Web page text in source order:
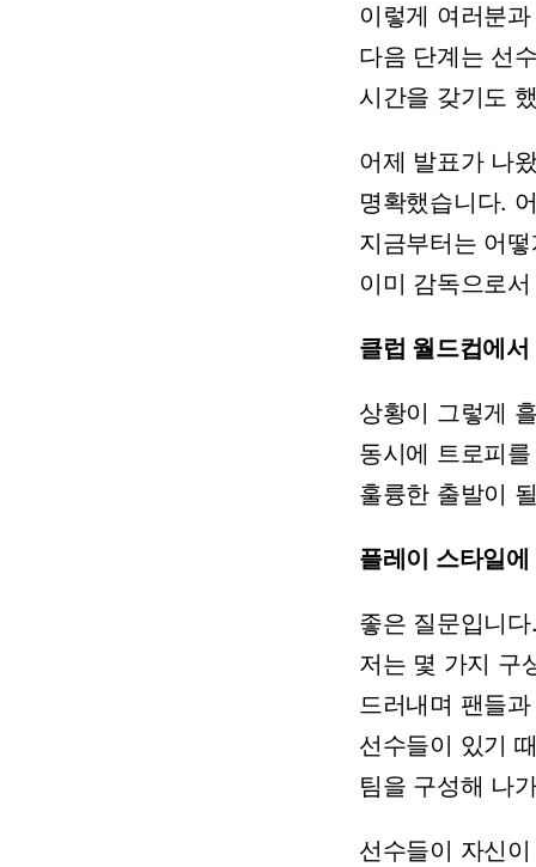
이렇게 여러분과
다음 단계는 선
시간을 갖기도
어제 발표가 나
명확했습니다.
지금부터는 어
이미 감독으로서
클럽 월드컵에서
상황이 그렇게
동시에 트로피를
훌륭한 출발이
플레이 스타일에
좋은 질문입니
저는 몇 가지 구
드러내며 팬들과
선수들이 있기
팀을 구성해 나
선수들이 자신이